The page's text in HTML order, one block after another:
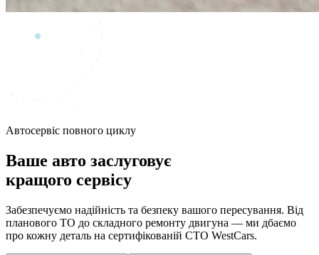
Автосервіс повного циклу
Ваше авто заслуговує
кращого сервісу
Забезпечуємо надійність та безпеку вашого пересування. Від
планового ТО до складного ремонту двигуна — ми дбаємо
про кожну деталь на сертифікованій СТО WestCars.